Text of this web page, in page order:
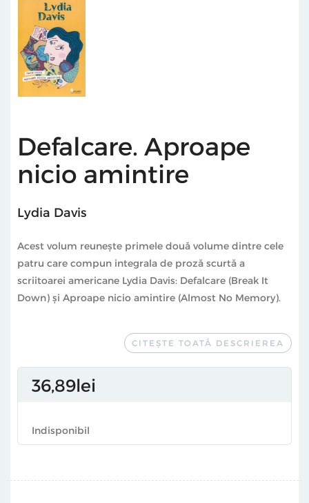
Defalcare. Aproape
nicio amintire
Lydia Davis
Acest volum reunește primele două volume dintre cele
patru care compun integrala de proză scurtă a
scriitoarei americane Lydia Davis: Defalcare (Break It
Down) și Aproape nicio amintire (Almost No Memory).
Îndrăzneaţă, tulburător de inteligentă şi adesea extrem
volumele de proză scurtă ne aminteşte, într-o lume în
originalitate. Este o scriitoare la fel de mare ca Franz
CITEȘTE TOATĂ DESCRIEREA
36 89lei
Indisponibil